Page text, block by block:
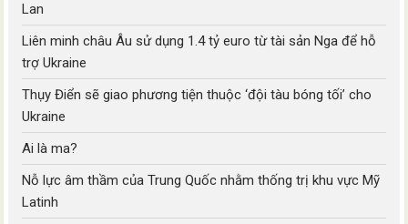
Lan
Liên minh châu Âu sử dụng 1.4 tỷ euro từ tài sản Nga để hỗ
trợ Ukraine
Thụy Điển sẽ giao phương tiện thuộc ‘đội tàu bóng tối’ cho
Ukraine
Ai là ma?
Nỗ lực âm thầm của Trung Quốc nhằm thống trị khu vực Mỹ
Latinh